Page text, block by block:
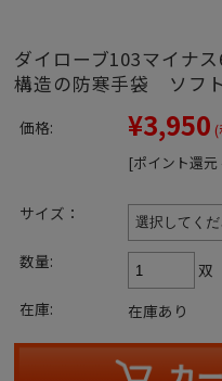
ダイローブ103マイナ
構造の防寒手袋 ソフ
価格: ¥3,950
[ポイント還
サイズ：
数量:
双
在庫:
在庫あり